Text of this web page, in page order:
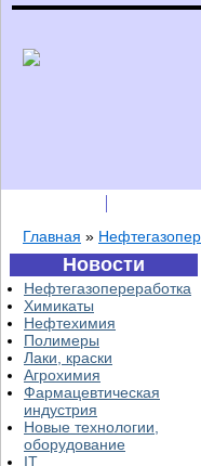
Главная »
Новости
Нефтегазопереработка
Химикаты
Нефтехимия
Полимеры
Лаки, краски
Агрохимия
Фармацевтическая
индустрия
Новые технологии,
оборудование
IT